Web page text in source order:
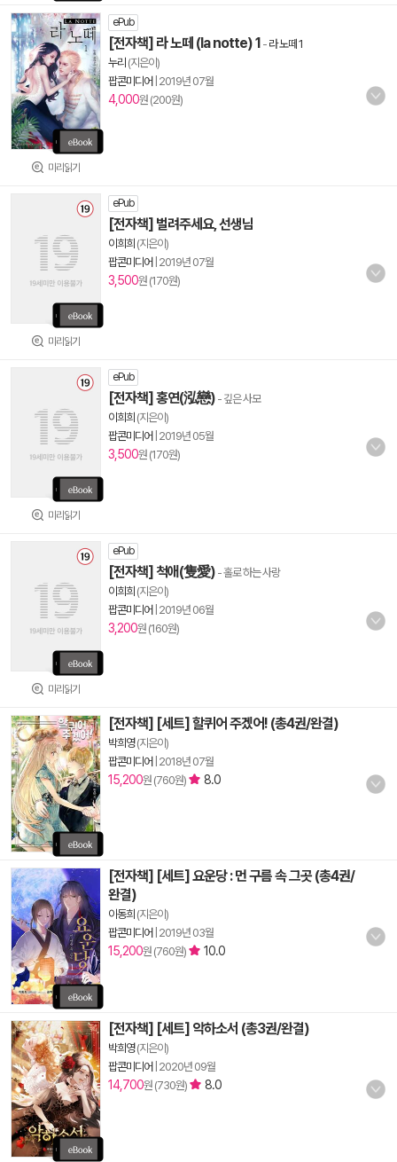
미리읽기
ePub
[전자책] 라 노떼 (la notte) 1 - 라 노떼 1
누리 (지은이)
팝콘미디어 2019년 07월
4,000원 (200원)
미리읽기
ePub
[전자책] 벌려주세요, 선생님
이희희 (지은이)
팝콘미디어 2019년 07월
3,500원 (170원)
미리읽기
ePub
[전자책] 홍연(泓戀) - 깊은 사모
이희희 (지은이)
팝콘미디어 2019년 05월
3,500원 (170원)
미리읽기
ePub
[전자책] 척애(隻愛) - 홀로 하는 사랑
이희희 (지은이)
팝콘미디어 2019년 06월
3,200원 (160원)
[전자책] [세트] 할퀴어 주겠어! (총4권/완결)
박희영(지은이)
팝콘미디어 2018년 07월
15,200원 (760원) 8.0
[전자책] [세트] 요운당 : 먼 구름 속 그곳 (총4권/
완결)
이동희 (지은이)
팝콘미디어 2019년 03월
15,200원 (760원) 10.0
[전자책] [세트] 악하소서 (총3권/완결)
박희영(지은이)
팝콘미디어 2020년 09월
14,700원 (730원) 8.0